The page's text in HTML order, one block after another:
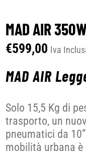
MAD AIR
€599,00 Iva
MAD AIR
Solo 15,5 Kg di
trasporto, un
pneumatici da
mobilità urbana è